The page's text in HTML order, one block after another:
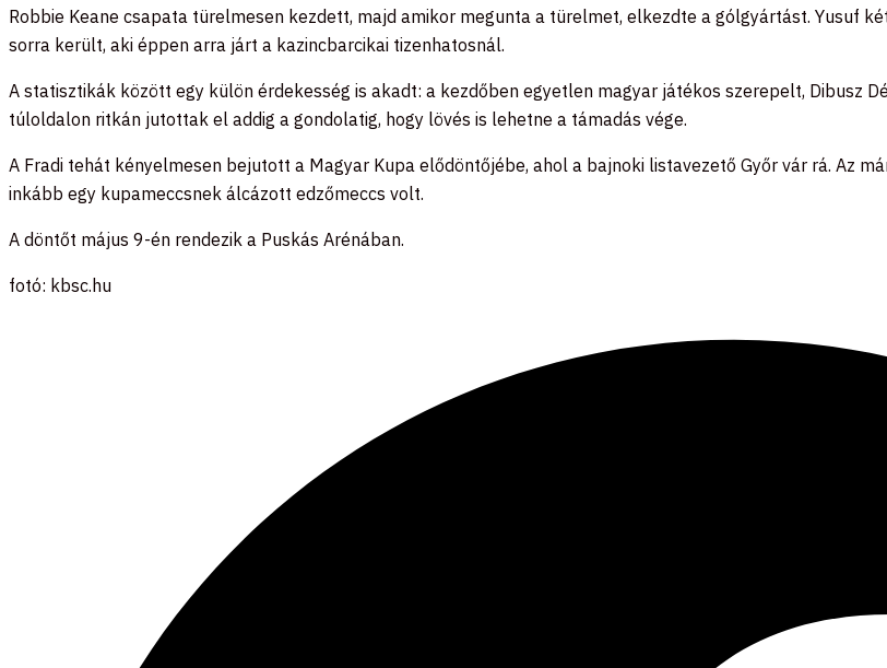
Robbie Keane csapata türelmesen kezdett, majd amikor megunta a türelmet, elkezdte a gólgyártást. Yusuf
sorra került, aki éppen arra járt a kazincbarcikai tizenhatosnál.
A statisztikák között egy külön érdekesség is akadt: a kezdőben egyetlen magyar játékos szerepelt, Dibusz
túloldalon ritkán jutottak el addig a gondolatig, hogy lövés is lehetne a támadás vége.
A Fradi tehát kényelmesen bejutott a Magyar Kupa elődöntőjébe, ahol a bajnoki listavezető Győr vár rá. Az
inkább egy kupameccsnek álcázott edzőmeccs volt.
A döntőt május 9-én rendezik a Puskás Arénában.
fotó: kbsc.hu